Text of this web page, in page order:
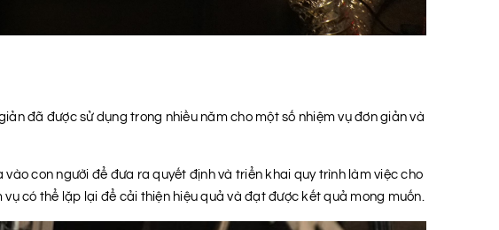
đã được sử dụng trong nhiều năm cho một số nhiệm vụ đơn giản và
con người để đưa ra quyết định và triển khai quy trình làm việc cho
có thể lặp lại để cải thiện hiệu quả và đạt được kết quả mong muốn.